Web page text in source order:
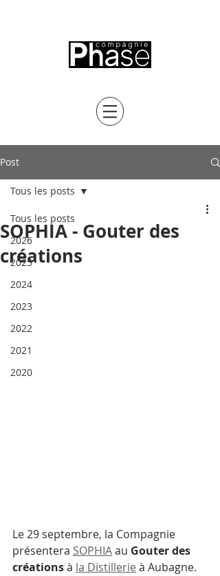
Post
Tous les posts
2026
2025
2024
2023
2022
2021
2020
Tous les posts
SOPHIA - Gouter des
créations
Le 29 septembre, la Compagnie
présentera SOPHIA au Gouter des
créations à la Distillerie à Aubagne.